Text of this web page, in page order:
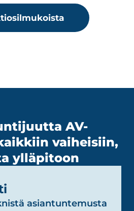
AV-
vaiheisiin,
ylläpitoon
asiantuntemusta